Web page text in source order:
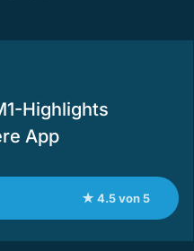
Highlights
App
★ 4.5 von 5